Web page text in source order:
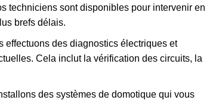
techniciens sont disponibles pour intervenir en
brefs délais.
effectuons des diagnostics électriques et
Cela inclut la vérification des circuits, la
des systèmes de domotique qui vous